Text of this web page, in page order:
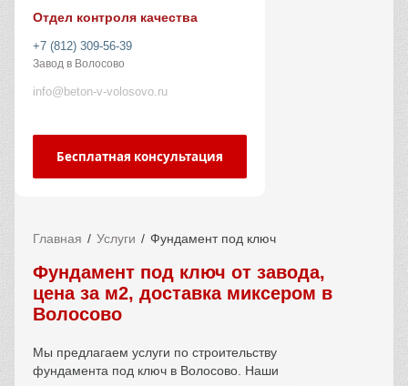
Отдел контроля качества
+7 (812) 309-56-39
Завод в Волосово
info@beton-v-volosovo.ru
Бесплатная консультация
Главная Услуги Фундамент под ключ
Фундамент под ключ от завода,
цена за м2, доставка миксером в
Волосово
Мы предлагаем услуги по строительству
фундамента под ключ в Волосово. Наши